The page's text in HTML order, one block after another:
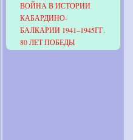
ВОЙНА В ИСТОРИИ
КАБАРДИНО-
БАЛКАРИИ 1941–1945ГГ.
80 ЛЕТ ПОБЕДЫ